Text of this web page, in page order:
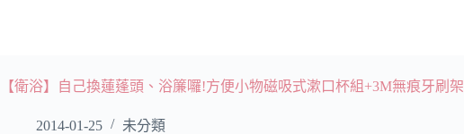
【衛浴】自己換蓮蓬頭、浴簾囉!方便小物磁吸式漱口杯組+3M無痕牙刷架
2014-01-25 未分類